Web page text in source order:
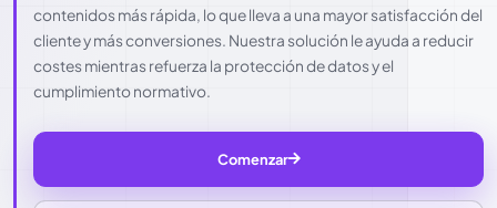
contenidos más rápida, lo que lleva a una mayor satisfacción del
cliente y más conversiones. Nuestra solución le ayuda a reducir
costes mientras refuerza la protección de datos y el
cumplimiento normativo.
Comenzar